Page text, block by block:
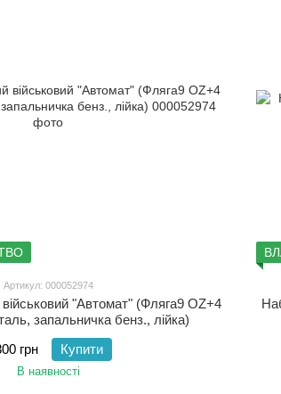
Артикул: 000052974
"Автомат" (Фляга9 OZ+4
запальничка бенз., лійка)
грн
Купити
В наявності